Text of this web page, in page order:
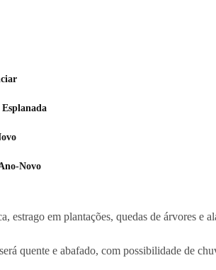
Novo
estrago em plantações, quedas de árvores e
quente e abafado, com possibilidade de